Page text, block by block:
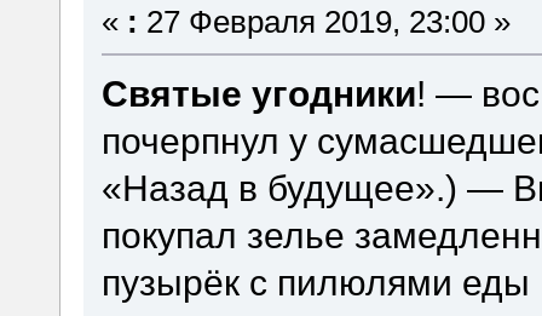
« : 27 Февраля 2019, 23:00 »
Святые угодники! —
почерпнул у
«Назад в будущее».) —
покупал зелье
пузырёк с пилюлями еды